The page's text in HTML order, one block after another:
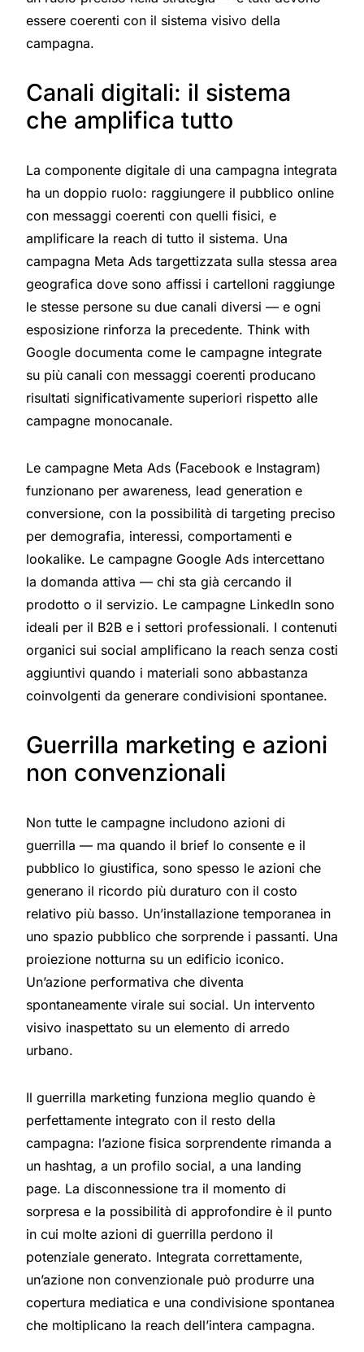
essere coerenti con il sistema visivo della
campagna.
Canali digitali: il sistema
che amplifica tutto
La componente digitale di una campagna integrata
ha un doppio ruolo: raggiungere il pubblico online
con messaggi coerenti con quelli fisici, e
amplificare la reach di tutto il sistema. Una
campagna Meta Ads targettizzata sulla stessa area
geografica dove sono affissi i cartelloni raggiunge
le stesse persone su due canali diversi — e ogni
esposizione rinforza la precedente. Think with
Google documenta come le campagne integrate
su più canali con messaggi coerenti producano
risultati significativamente superiori rispetto alle
campagne monocanale.
Le campagne Meta Ads (Facebook e Instagram)
funzionano per awareness, lead generation e
conversione, con la possibilità di targeting preciso
per demografia, interessi, comportamenti e
lookalike. Le campagne Google Ads intercettano
la domanda attiva — chi sta già cercando il
prodotto o il servizio. Le campagne LinkedIn sono
ideali per il B2B e i settori professionali. I contenuti
organici sui social amplificano la reach senza costi
aggiuntivi quando i materiali sono abbastanza
coinvolgenti da generare condivisioni spontanee.
Guerrilla marketing e azioni
non convenzionali
Non tutte le campagne includono azioni di
guerrilla — ma quando il brief lo consente e il
pubblico lo giustifica, sono spesso le azioni che
generano il ricordo più duraturo con il costo
relativo più basso. Un’installazione temporanea in
uno spazio pubblico che sorprende i passanti. Una
proiezione notturna su un edificio iconico.
Un’azione performativa che diventa
spontaneamente virale sui social. Un intervento
visivo inaspettato su un elemento di arredo
urbano.
Il guerrilla marketing funziona meglio quando è
perfettamente integrato con il resto della
campagna: l’azione fisica sorprendente rimanda a
un hashtag, a un profilo social, a una landing
page. La disconnessione tra il momento di
sorpresa e la possibilità di approfondire è il punto
in cui molte azioni di guerrilla perdono il
potenziale generato. Integrata correttamente,
un’azione non convenzionale può produrre una
copertura mediatica e una condivisione spontanea
che moltiplicano la reach dell’intera campagna.